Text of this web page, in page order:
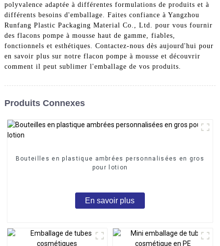
polyvalence adaptée à différentes formulations de produits et à
différents besoins d'emballage. Faites confiance à Yangzhou
Runfang Plastic Packaging Material Co., Ltd. pour vous fournir
des flacons pompe à mousse haut de gamme, fiables,
fonctionnels et esthétiques. Contactez-nous dès aujourd'hui pour
en savoir plus sur notre flacon pompe à mousse et découvrir
comment il peut sublimer l'emballage de vos produits.
Produits Connexes
Bouteilles en plastique ambrées personnalisées en gros
pour lotion
En savoir plus